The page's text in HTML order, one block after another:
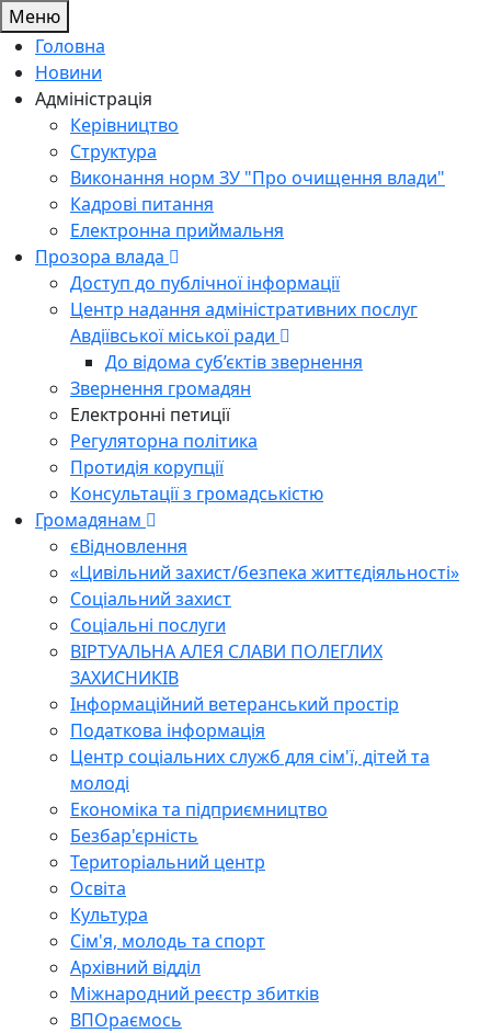
Меню
Головна
Новини
Адміністрація
Керівництво
Структура
Виконання норм ЗУ "Про очищення влади"
Кадрові питання
Електронна приймальня
Прозора влада
Доступ до публічної інформації
Центр надання адміністративних послуг
Авдіївської міської ради
До відома суб’єктів звернення
Звернення громадян
Електронні петиції
Регуляторна політика
Протидія корупції
Консультації з громадськістю
Громадянам
єВідновлення
«Цивільний захист/безпека життєдіяльності»
Соціальний захист
Соціальні послуги
ВІРТУАЛЬНА АЛЕЯ СЛАВИ ПОЛЕГЛИХ
ЗАХИСНИКІВ
Інформаційний ветеранський простір
Податкова інформація
Центр соціальних служб для сім'ї, дітей та
молоді
Економіка та підприємництво
Безбар'єрність
Територіальний центр
Освіта
Культура
Сім'я, молодь та спорт
Архівний відділ
Міжнародний реєстр збитків
ВПОраємось